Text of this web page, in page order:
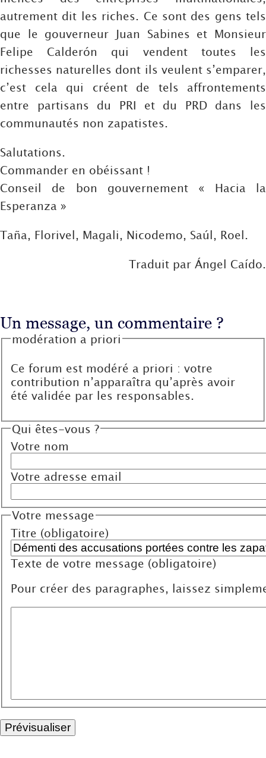
autrement dit les riches. Ce sont des gens tels
que le gouverneur Juan Sabines et Monsieur
Felipe Calderón qui vendent toutes les
richesses naturelles dont ils veulent s’emparer,
c’est cela qui créent de tels affrontements
entre partisans du PRI et du PRD dans les
communautés non zapatistes.
Salutations.
Commander en obéissant !
Conseil de bon gouvernement « Hacia la
Esperanza »
Taña, Florivel, Magali, Nicodemo, Saúl, Roel.
Traduit par Ángel Caído.
Un message, un commentaire ?
modération a priori
Ce forum est modéré a priori : votre
contribution n’apparaîtra qu’après avoir
été validée par les responsables.
Qui êtes-vous ?
Votre nom
Votre adresse email
Votre message
Titre (obligatoire)
Texte de votre message (obligatoire)
Pour créer des paragraphes, laissez